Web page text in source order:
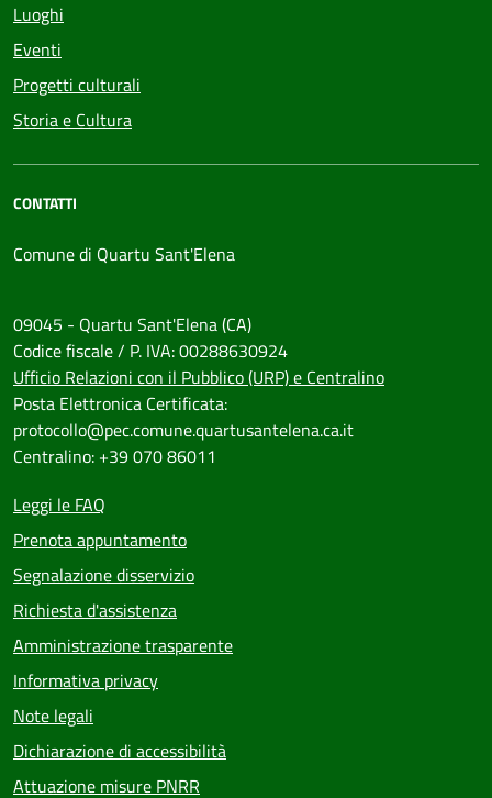
Luoghi
Eventi
Progetti culturali
Storia e Cultura
CONTATTI
Comune di Quartu Sant'Elena
09045 - Quartu Sant'Elena (CA)
Codice fiscale / P. IVA: 00288630924
Ufficio Relazioni con il Pubblico (URP) e Centralino
Posta Elettronica Certificata:
protocollo@pec.comune.quartusantelena.ca.it
Centralino: +39 070 86011
Leggi le FAQ
Prenota appuntamento
Segnalazione disservizio
Richiesta d'assistenza
Amministrazione trasparente
Informativa privacy
Note legali
Dichiarazione di accessibilità
Attuazione misure PNRR